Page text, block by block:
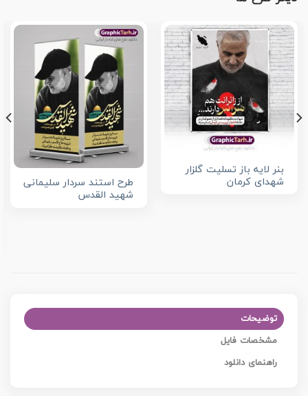
بنر لایه باز تسلیت گلزار
شهدای کرمان
طرح استند سردار سلیمانی
شهید القدس
توضیحات
مشخصات فایل
راهنمای دانلود